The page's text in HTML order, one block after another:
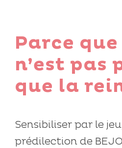
Parce
n’est pas
que la
Sensibiliser par le
prédilection de